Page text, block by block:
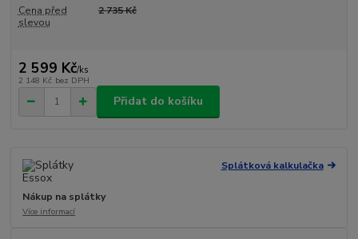
Cena před
slevou
2 735 Kč
2 599 Kč/ks
2 148 Kč bez DPH
Přidat do košíku
Splátková kalkulačka
Nákup na splátky
Více informací